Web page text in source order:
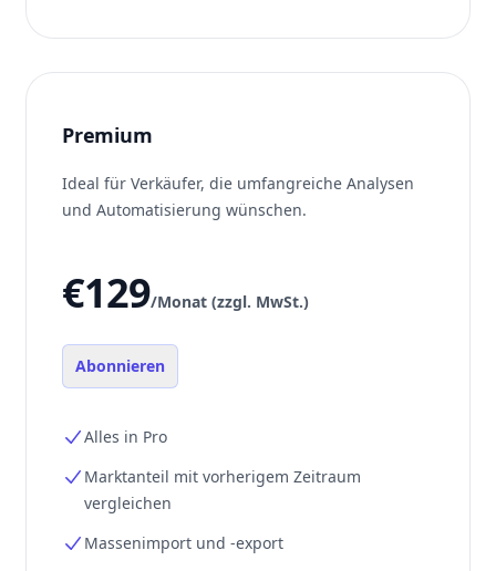
Premium
Ideal für Verkäufer, die umfangreiche Analysen
und Automatisierung wünschen.
€129/Monat (zzgl. MwSt.)
Abonnieren
Alles in Pro
Marktanteil mit vorherigem Zeitraum
vergleichen
Massenimport und -export